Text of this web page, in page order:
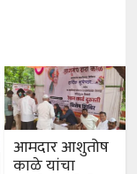
आमदार आशुतोष
काळे यांचा